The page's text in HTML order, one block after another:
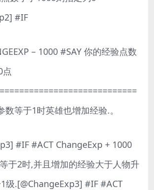
#IF
– 1000 #SAY 你的经验点数
点
数等于1时英雄也增加经验.。
#IF #ACT ChangeExp + 1000
于2时,并且增加的经验大于人物升
级.[@ChangeExp3] #IF #ACT